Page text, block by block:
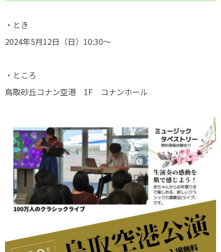
・とき
2024年5月12日（日）10:30～
・ところ
鳥取砂丘コナン空港 1F コナンホール